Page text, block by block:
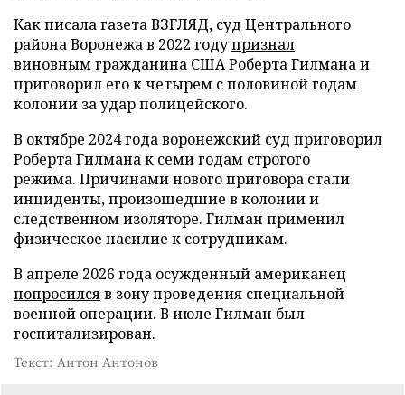
Как писала газета ВЗГЛЯД, суд Центрального
района Воронежа в 2022 годупризнал
виновнымгражданина США Роберта Гилмана и
приговорил его к четырем с половиной годам
колонии за удар полицейского.
В октябре 2024 года воронежский суд приговорил
Роберта Гилмана к семи годам строгого
режима. Причинами нового приговора стали
инциденты, произошедшие в колонии и
следственном изоляторе. Гилман применил
физическое насилие к сотрудникам.
В апреле 2026 года осужденный американец
попросилсяв зону проведения специальной
военной операции. В июле Гилман был
госпитализирован.
Текст: Антон Антонов